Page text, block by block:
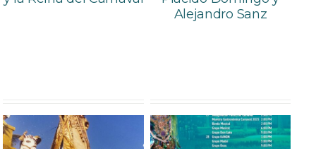
Alejandro Sanz